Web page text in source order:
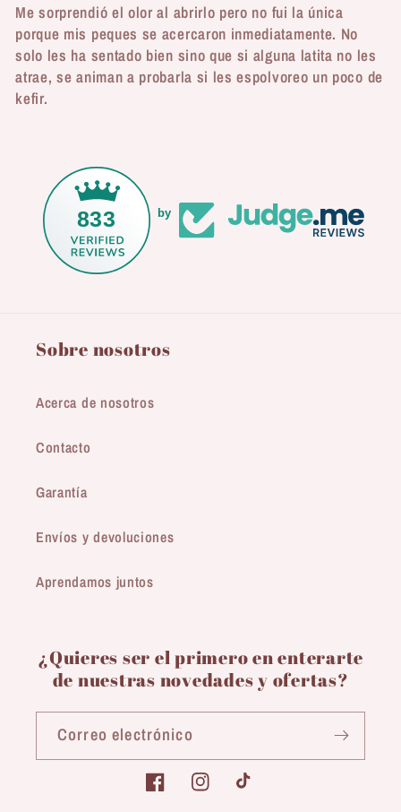
Me sorprendió el olor al abrirlo pero no fui la única
porque mis peques se acercaron inmediatamente. No
solo les ha sentado bien sino que si alguna latita no les
atrae, se animan a probarla si les espolvoreo un poco de
kefir.
833 by
Sobre nosotros
Acerca de nosotros
Contacto
Garantía
Envíos y devoluciones
Aprendamos juntos
¿Quieres ser el primero en enterarte
de nuestras novedades y ofertas?
Correo electrónico
FacebookInstagramTikTok